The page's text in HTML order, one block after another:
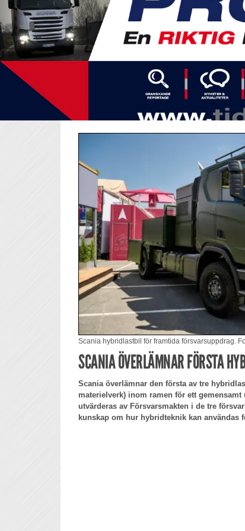
Scania hybridlastbil för framtida försvarsuppdrag.
SCANIA ÖVERLÄMNAR FÖRSTA
Scania överlämnar den första av tre
materielverk) inom ramen för ett
utvärderas av Försvarsmakten i de tre
kunskap om hur hybridteknik kan användas